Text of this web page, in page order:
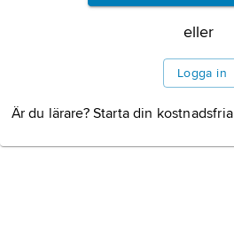
eller
Logga in
Är du lärare? Starta din